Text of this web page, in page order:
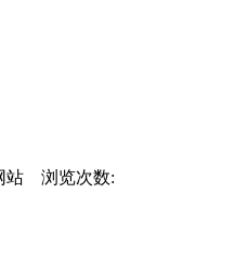
站 浏览次数: